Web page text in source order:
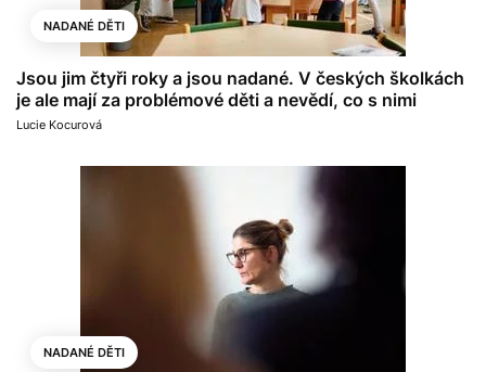
NADANÉ DĚTI
Jsou jim čtyři roky a jsou nadané. V českých školkách
je ale mají za problémové děti a nevědí, co s nimi
Lucie Kocurová
NADANÉ DĚTI